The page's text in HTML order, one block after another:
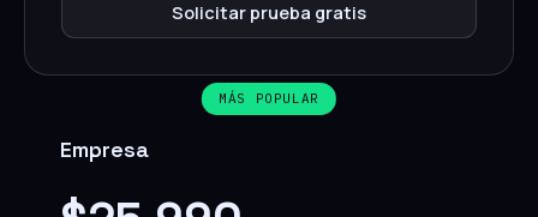
Solicitar prueba gratis
MÁS POPULAR
Empresa